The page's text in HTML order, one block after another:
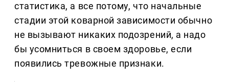
статистика, а все потому, что начальные
стадии этой коварной зависимости обычно
не вызывают никаких подозрений, а надо
бы усомниться в своем здоровье, если
появились тревожные признаки.